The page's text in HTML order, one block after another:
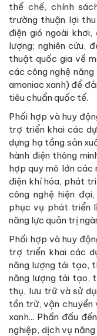
thể chế, chính
trường thuận lợi
điện gió ngoài
lượng; nghiên cứu,
thuật quốc gia về
các công nghệ năng
amoniac xanh) để
tiêu chuẩn quốc tế.
Phối hợp và huy
trợ triển khai các dự
dựng hạ tầng sản
hành điện thông
hợp quy mô lớn các
điện khí hóa, phát
công nghệ hiện
phục vụ phát triển
năng lực quản trị
Phối hợp và huy
trợ triển khai các
năng lượng tái tạo,
năng lượng tái tạo,
thụ, lưu trữ và sử
tồn trữ, vận chuyển
xanh... Phấn đấu
nghiệp, dịch vụ